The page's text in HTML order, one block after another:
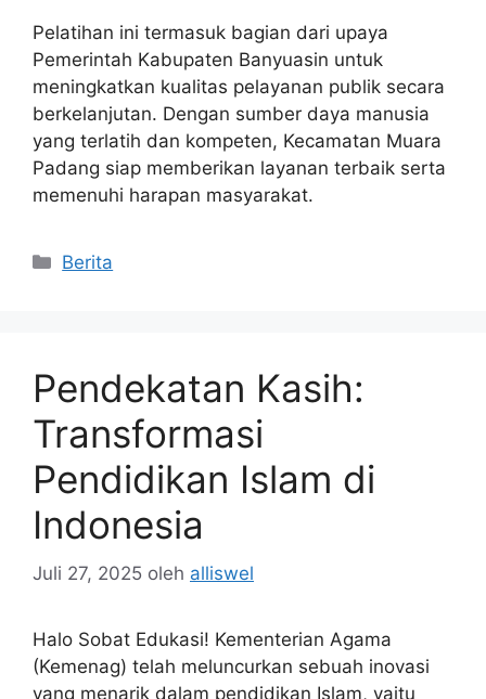
Pelatihan ini termasuk bagian dari upaya
Pemerintah Kabupaten Banyuasin untuk
meningkatkan kualitas pelayanan publik secara
berkelanjutan. Dengan sumber daya manusia
yang terlatih dan kompeten, Kecamatan Muara
Padang siap memberikan layanan terbaik serta
memenuhi harapan masyarakat.
Kategori
Berita
Pendekatan Kasih:
Transformasi
Pendidikan Islam di
Indonesia
Juli 27, 2025 oleh alliswel
Halo Sobat Edukasi! Kementerian Agama
(Kemenag) telah meluncurkan sebuah inovasi
yang menarik dalam pendidikan Islam, yaitu